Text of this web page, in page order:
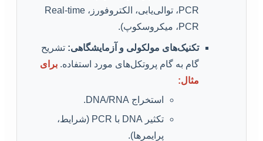
PCR، توالی‌یابی، الکتروفورز، Real-time
PCR، میکروسکوپ).
تکنیک‌های مولکولی و آزمایشگاهی: تشریح
گام به گام پروتکل‌های مورد استفاده. برای
مثال:
استخراج DNA/RNA.
تکثیر DNA با PCR (شرایط،
پرایمرها).